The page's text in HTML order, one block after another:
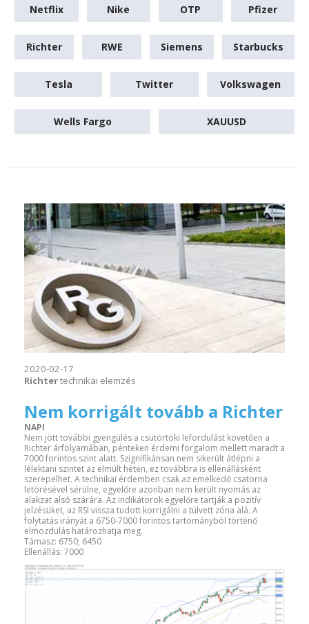
Netflix Nike OTP Pfizer
Richter RWE Siemens Starbucks
Tesla Twitter Volkswagen
Wells Fargo XAUUSD
2020-02-17
Richtertechnikai elemzés
Nem korrigált tovább a Richter
NAPI
Nem jött további gyengülés a csütörtöki lefordulást követően a
Richter árfolyamában, pénteken érdemi forgalom mellett maradt a
7000 forintos szint alatt. Szignifikánsan nem sikerült átlépni a
lélektani szintet az elmúlt héten, ez továbbra is ellenállásként
szerepelhet. A technikai érdemben csak az emelkedő csatorna
letörésével sérülne, egyelőre azonban nem került nyomás az
alakzat alsó szárára. Az indikátorok egyelőre tartják a pozitív
jelzésüket, az RSI vissza tudott korrigálni a túlvett zóna alá. A
folytatás irányát a 6750-7000 forintos tartományból történő
elmozdulás határozhatja meg.
Támasz: 6750; 6450
Ellenállás: 7000